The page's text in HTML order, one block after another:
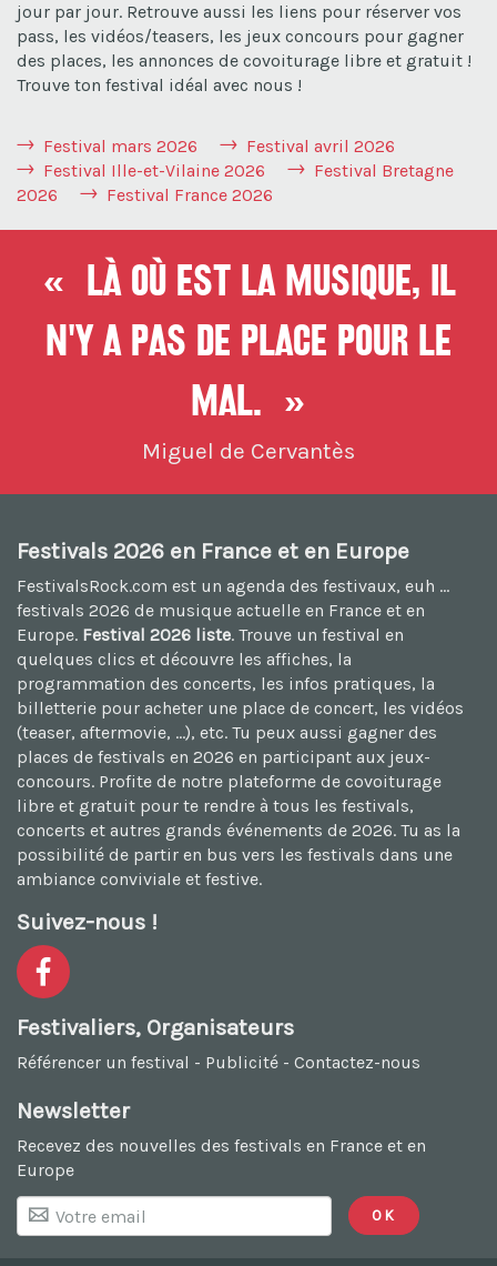
jour par jour. Retrouve aussi les liens pour réserver vos
pass, les vidéos/teasers, les jeux concours pour gagner
des places, les annonces de covoiturage libre et gratuit !
Trouve ton festival idéal avec nous !
Festival mars 2026
Festival avril 2026
Festival Ille-et-Vilaine 2026
Festival Bretagne
2026
Festival France 2026
« Là où est la musique, il
n'y a pas de place pour le
mal. »
Miguel de Cervantès
Festivals 2026 en France et en Europe
FestivalsRock.com est un agenda des festivaux, euh ...
festivals 2026 de musique actuelle en France et en
Europe. Festival 2026 liste. Trouve un festival en
quelques clics et découvre les affiches, la
programmation des concerts, les infos pratiques, la
billetterie pour acheter une place de concert, les vidéos
(teaser, aftermovie, ...), etc. Tu peux aussi gagner des
places de festivals en 2026 en participant aux jeux-
concours. Profite de notre plateforme de covoiturage
libre et gratuit pour te rendre à tous les festivals,
concerts et autres grands événements de 2026. Tu as la
possibilité de partir en bus vers les festivals dans une
ambiance conviviale et festive.
Suivez-nous !
Festivaliers, Organisateurs
Référencer un festival - Publicité - Contactez-nous
Newsletter
Recevez des nouvelles des festivals en France et en
Europe